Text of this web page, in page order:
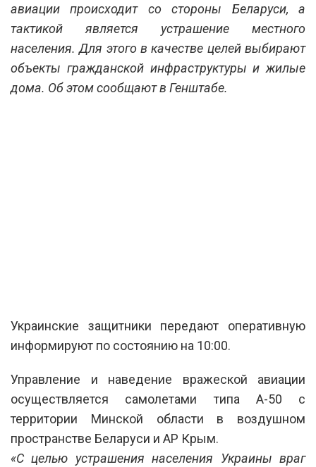
авиации происходит со стороны Беларуси, а
тактикой является устрашение местного
населения. Для этого в качестве целей выбирают
объекты гражданской инфраструктуры и жилые
дома. Об этом сообщают в Генштабе.
Украинские защитники передают оперативную
информируют по состоянию на 10:00.
Управление и наведение вражеской авиации
осуществляется самолетами типа А-50 с
территории Минской области в воздушном
пространстве Беларуси и АР Крым.
«С целью устрашения населения Украины враг